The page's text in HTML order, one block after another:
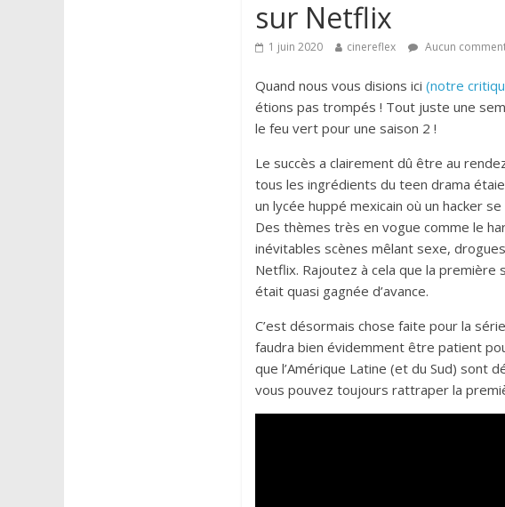
sur Netflix
1 juin 2020 cinereflex Aucun
Quand nous vous disions ici (notre
étions pas trompés ! Tout juste une
le feu vert pour une saison 2 !
Le succès a clairement dû être au
tous les ingrédients du teen drama
un lycée huppé mexicain où un hacker
Des thèmes très en vogue comme le
inévitables scènes mêlant sexe,
Netflix. Rajoutez à cela que la première
était quasi gagnée d’avance.
C’est désormais chose faite pour la
faudra bien évidemment être patient
que l’Amérique Latine (et du Sud) sont
vous pouvez toujours rattraper la